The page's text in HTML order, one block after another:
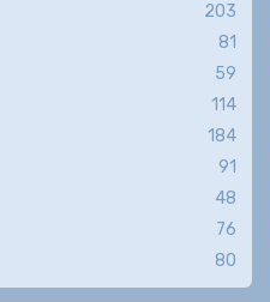
203
81
59
114
184
91
48
76
80